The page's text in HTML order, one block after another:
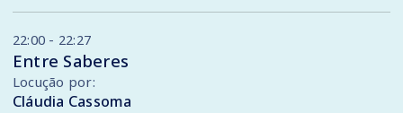
22:00 - 22:27
Entre Saberes
Locução por:
Cláudia Cassoma